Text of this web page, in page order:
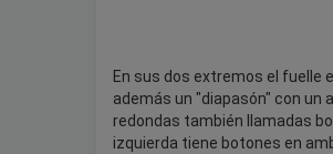
En sus dos extremos el fuelle
además un "diapasón" con un
redondas también llamadas
izquierda tiene botones en